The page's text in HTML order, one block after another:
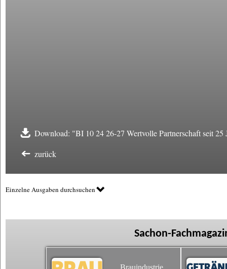
Download: "BI 10 24 26-27 Wertvolle Partnerschaft seit 25
zurück
Einzelne Ausgaben durchsuchen
Sachon-
Brauindustrie